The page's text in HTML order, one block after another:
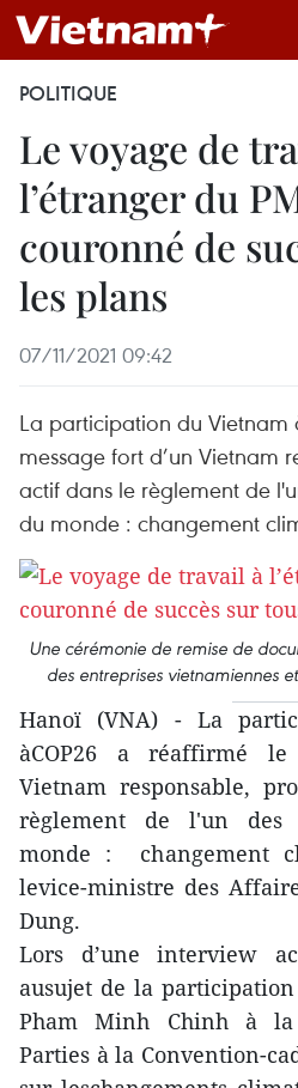
POLITIQUE
Le voyage de
l’étranger du
couronné de
les plans
07/11/2021 09:42
La participation du Vietnam
message fort d’un Vietnam
actif dans le règlement de
du monde : changement
Une cérémonie de remise de
des entreprises vietnamiennes
Hanoï (VNA) - La
àCOP26 a réaffirmé le
Vietnam responsable,
règlement de l'un des
monde : changement
levice-ministre des
Dung.
Lors d’une interview
ausujet de la
Pham Minh Chinh à la
Parties à la Convention-